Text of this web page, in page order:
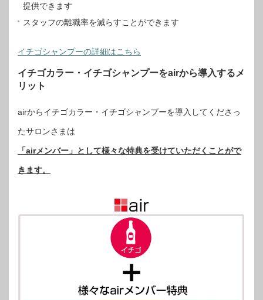
提供できます
スタッフの離職率を減らすことができます
イチゴシャンプーの詳細はこちら
イチゴカラー・イチゴシャンプーをairから導入するメ
リット
airからイチゴカラー・イチゴシャンプーを導入してくださっ
たサロンさまは
「airメンバー」として様々な特典を受けていただくことがで
きます。